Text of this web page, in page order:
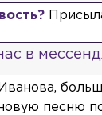
в
песню